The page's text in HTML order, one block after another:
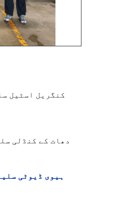
کنگریل اسٹیل
دھات کے کنڈلی
ہیوی ڈیوٹی